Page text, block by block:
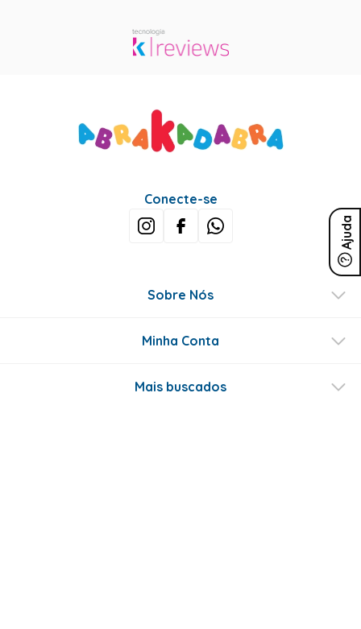
Ajuda
Conecte-se
Sobre Nós
Minha Conta
Mais buscados